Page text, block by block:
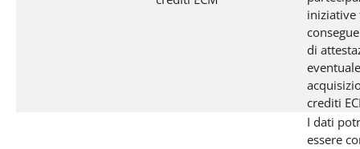
di
eventuale
crediti
I dati
essere